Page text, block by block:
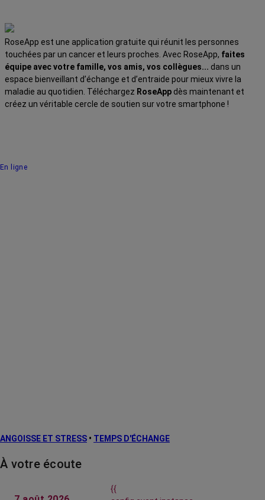
RoseApp est une application gratuite qui réunit les personnes
touchées par un cancer et leurs proches. Avec RoseApp, faites
équipe avec votre famille, vos amis, vos collègues... dans un
espace bienveillant d’échange et d’entraide pour mieux vivre la
maladie au quotidien. Téléchargez RoseApp dès maintenant et
créez un véritable cercle de soutien sur votre smartphone !
En ligne
ANGOISSE ET STRESS • TEMPS D'ÉCHANGE
À votre écoute
{{